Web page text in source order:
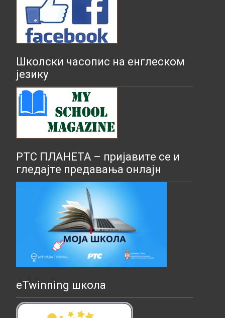
Школски часопис на енглеском
језику
РТС ПЛАНЕТА – пријавите се и
гледајте предавања онлајн
eTwinning школа